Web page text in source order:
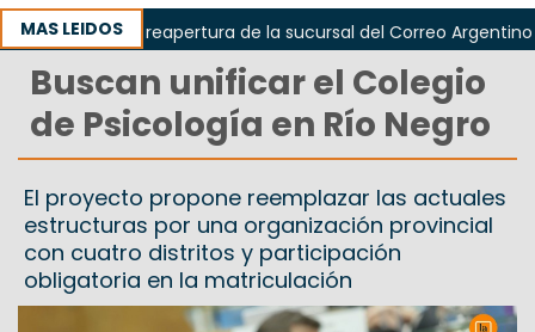
MAS LEIDOS
reclamó la reapertura de la sucursal del Correo Argentino en
Buscan unificar el Colegio
de Psicología en Río Negro
El proyecto propone reemplazar las actuales
estructuras por una organización provincial
con cuatro distritos y participación
obligatoria en la matriculación